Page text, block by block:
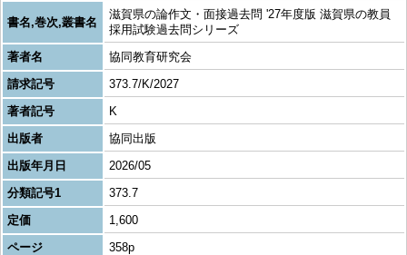
書名,巻次,叢書名
滋賀県の論作文・面接過去問 '27年度版 滋賀県の教員
採用試験過去問シリーズ
著者名
協同教育研究会
請求記号
373.7/K/2027
著者記号
K
出版者
協同出版
出版年月日
2026/05
分類記号1
373.7
定価
1,600
ページ
358p